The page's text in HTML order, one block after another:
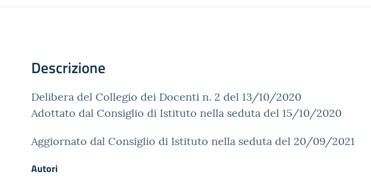
Descrizione
Delibera del Collegio dei Docenti n. 2 del 13/10/2020
Adottato dal Consiglio di Istituto nella seduta del 15/10/2020
Aggiornato dal Consiglio di Istituto nella seduta del 20/09/2021
Autori